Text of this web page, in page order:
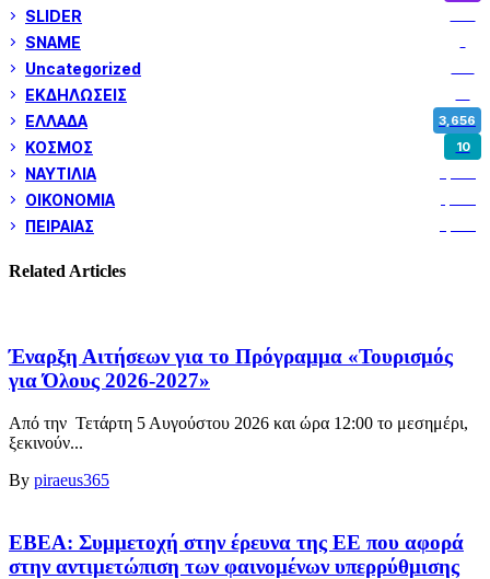
SLIDER
SNAME
Uncategorized
ΕΚΔΗΛΩΣΕΙΣ
ΕΛΛΑΔΑ 3,656
ΚΟΣΜΟΣ 10
ΝΑΥΤΙΛΙΑ
ΟΙΚΟΝΟΜΙΑ
ΠΕΙΡΑΙΑΣ
Related Articles
Έναρξη Αιτήσεων για το Πρόγραμμα «Τουρισμός
για Όλους 2026-2027»
Από την Τετάρτη 5 Αυγούστου 2026 και ώρα 12:00 το μεσημέρι,
ξεκινούν...
By piraeus365
ΕΒΕΑ: Συμμετοχή στην έρευνα της ΕΕ που αφορά
στην αντιμετώπιση των φαινομένων υπερρύθμισης